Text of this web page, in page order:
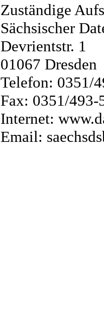
Zuständige
Sächsischer
Devrientstr. 1
01067 Dresden
Telefon: 0351/
Fax: 0351/493-
Internet:
Email: